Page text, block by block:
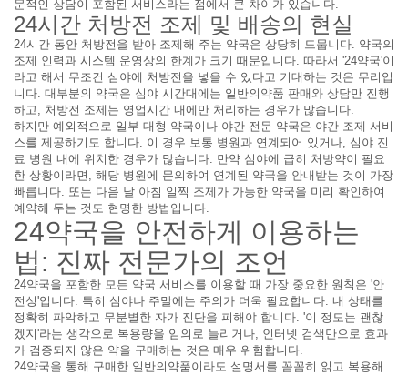
문적인 상담이 포함된 서비스라는 점에서 큰 차이가 있습니다.
24시간 처방전 조제 및 배송의 현실
24시간 동안 처방전을 받아 조제해 주는 약국은 상당히 드뭅니다. 약국의
조제 인력과 시스템 운영상의 한계가 크기 때문입니다. 따라서 '24약국'이
라고 해서 무조건 심야에 처방전을 넣을 수 있다고 기대하는 것은 무리입
니다. 대부분의 약국은 심야 시간대에는 일반의약품 판매와 상담만 진행
하고, 처방전 조제는 영업시간 내에만 처리하는 경우가 많습니다.
하지만 예외적으로 일부 대형 약국이나 야간 전문 약국은 야간 조제 서비
스를 제공하기도 합니다. 이 경우 보통 병원과 연계되어 있거나, 심야 진
료 병원 내에 위치한 경우가 많습니다. 만약 심야에 급히 처방약이 필요
한 상황이라면, 해당 병원에 문의하여 연계된 약국을 안내받는 것이 가장
빠릅니다. 또는 다음 날 아침 일찍 조제가 가능한 약국을 미리 확인하여
예약해 두는 것도 현명한 방법입니다.
24약국을 안전하게 이용하는
법: 진짜 전문가의 조언
24약국을 포함한 모든 약국 서비스를 이용할 때 가장 중요한 원칙은 '안
전성'입니다. 특히 심야나 주말에는 주의가 더욱 필요합니다. 내 상태를
정확히 파악하고 무분별한 자가 진단을 피해야 합니다. '이 정도는 괜찮
겠지'라는 생각으로 복용량을 임의로 늘리거나, 인터넷 검색만으로 효과
가 검증되지 않은 약을 구매하는 것은 매우 위험합니다.
24약국을 통해 구매한 일반의약품이라도 설명서를 꼼꼼히 읽고 복용해